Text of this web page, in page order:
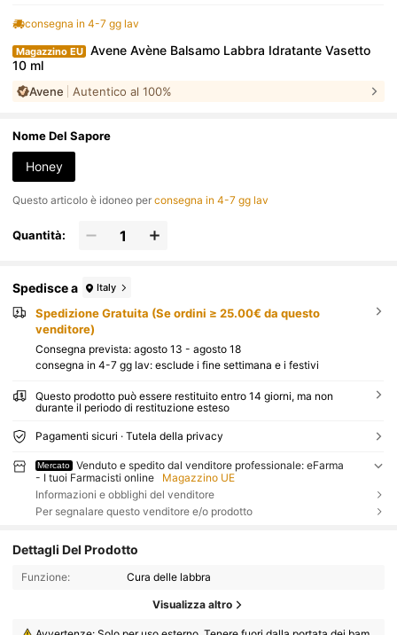
consegna in 4-7 gg lav
Magazzino EU
Avene Avène Balsamo Labbra Idratante Vasetto
10 ml
Avene Autentico al 100%
Nome Del Sapore
Honey
Questo articolo è idoneo perconsegna in 4-7 gg lav
Quantità:
Spedisce a Italy
Spedizione Gratuita (Se ordini ≥ 25.00€ da questo
venditore)
Consegna prevista: agosto 13 - agosto 18
consegna in 4-7 gg lav: esclude i fine settimana e i festivi
Questo prodotto può essere restituito entro 14 giorni, ma non
durante il periodo di restituzione esteso
Pagamenti sicuri · Tutela della privacy
Mercato
Venduto e spedito dal venditore professionale: eFarma
- I tuoi Farmacisti online
Magazzino UE
Informazioni e obblighi del venditore
Per segnalare questo venditore e/o prodotto
Dettagli Del Prodotto
Funzione: Cura delle labbra
Visualizza altro